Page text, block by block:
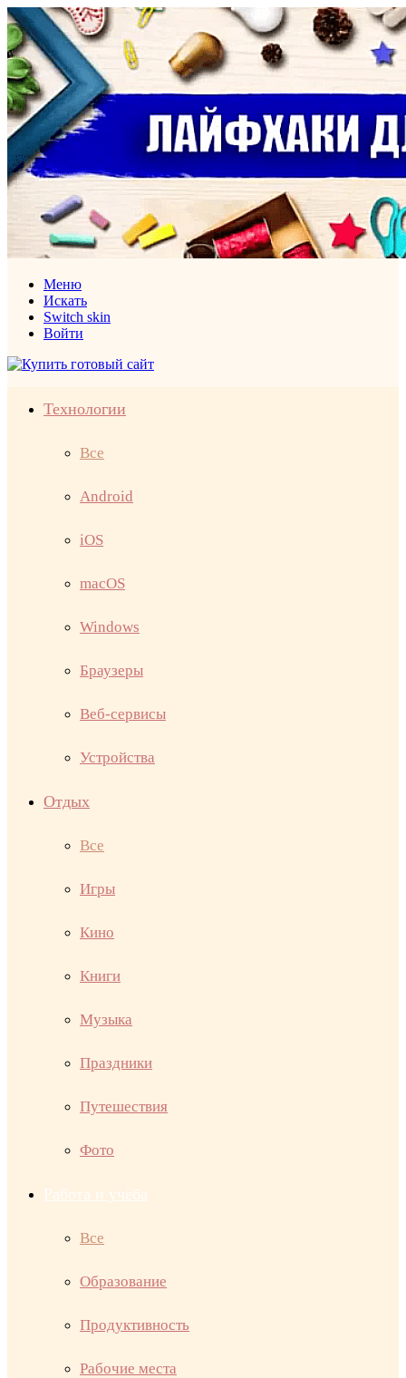
Меню
Искать
Switch skin
Войти
Технологии
Все
Android
iOS
macOS
Windows
Браузеры
Веб-сервисы
Устройства
Отдых
Все
Игры
Кино
Книги
Музыка
Праздники
Путешествия
Фото
Работа и учёба
Все
Образование
Продуктивность
Рабочие места